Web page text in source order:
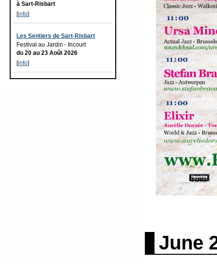
à Sart-Risbart
[info]
Les Sentiers de Sart-Risbart
Festival au Jardin - Incourt
du 20 au 23 Août 2026
[info]
June